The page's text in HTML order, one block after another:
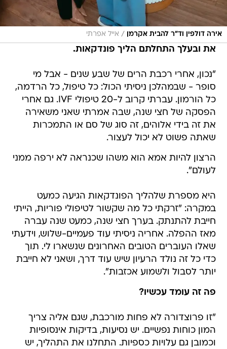
אירה דולפין וד"ר להבית אקרמן / אייל אפרתי
את ובעלך התחלתם הליך פונדקאות.
"נכון, אחרי רכבת הרים של שבע שנים - אבל מי
סופר - שבמהלכן ניסיתי הכול: כל טיפול, כל הרדמה,
כל הורמון. עברתי קרוב ל-20 טיפולי IVF. גם אחרי
הפסקה של חצי שנה, שבה אמרתי שאני משאירה
את זה בידי אלוהים, זה סוג של סם או התמכרות
שאתה פשוט לא יכול לעצור.
הרצון להיות אמא הוא משהו שכנראה לא ירפה ממני
לעולם".
היא מספרת שלהליך הפונדקאות הגיעה כמעט
במקרה: "זרקתי כל מה שקשור לטיפולי פוריות, הייתי
חייבת להתנתק. בערך חצי שנה, כמעט שנה עברה
מאז ההפלה. אחריה ניסיתי עוד פעמיים-שלוש, וידעתי
שאלו העוברים הטובים האחרונים שנשארו לי. תוך
כדי כל זה נולד הרעיון שיש עוד דרך, ושאני לא חייבת
יותר לסבול ולשמוע אכזבות".
פה זה עומד עכשיו?
"זו פרוצדורה לא פחות מורכבת, שגם אליה צריך
המון כוחות נפשיים. יש נסיעות, בדיקות אינסופיות
וכמובן גם עלויות כספיות. התחלנו את התהליך, יש